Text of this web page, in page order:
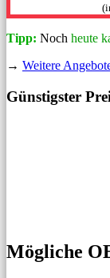
Tipp: Noch heute
→ Weitere
Günstigster
Mögliche